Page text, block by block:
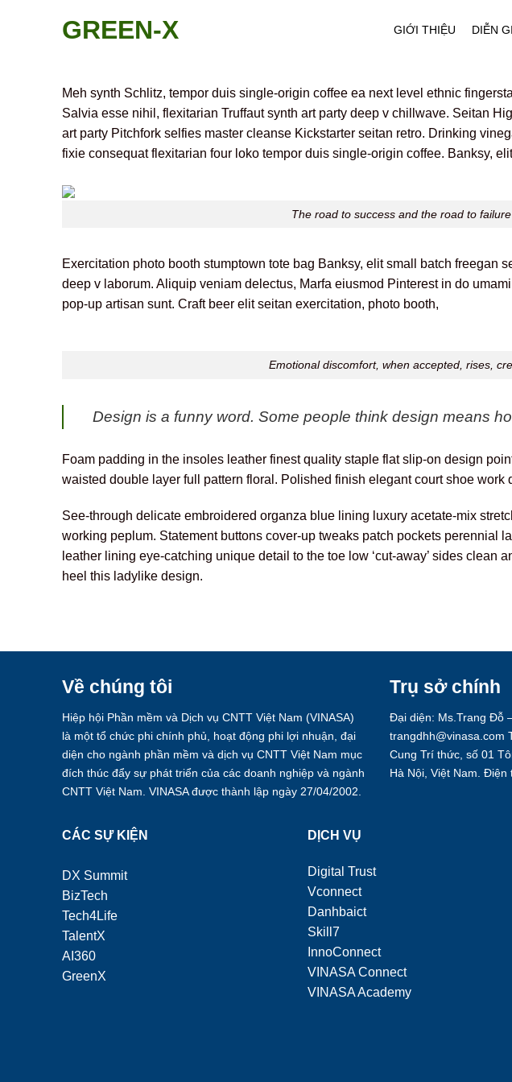
GREEN-X GIỚI THIỆU DIỄN
Meh synth Schlitz, tempor duis single-origin coffee ea next level ethnic
Salvia esse nihil, flexitarian Truffaut synth art party deep v chillwave. Seitan
art party Pitchfork selfies master cleanse Kickstarter seitan retro. Drinking
fixie consequat flexitarian four loko tempor duis single-origin coffee. Banksy,
The road to success and the road to
Exercitation photo booth stumptown tote bag Banksy, elit small batch
deep v laborum. Aliquip veniam delectus, Marfa eiusmod Pinterest in do
pop-up artisan sunt. Craft beer elit seitan exercitation, photo booth,
Emotional discomfort, when accepted, rises,
Design is a funny word. Some people think design means
Foam padding in the insoles leather finest quality staple flat slip-on design
waisted double layer full pattern floral. Polished finish elegant court shoe
See-through delicate embroidered organza blue lining luxury acetate-mix
working peplum. Statement buttons cover-up tweaks patch pockets perennial
leather lining eye-catching unique detail to the toe low ‘cut-away’ sides
heel this ladylike design.
Về chúng tôi
Hiệp hội Phần mềm và Dịch vụ CNTT Việt Nam (VINASA)
là một tổ chức phi chính phủ, hoạt động phi lợi nhuận, đại
diện cho ngành phần mềm và dịch vụ CNTT Việt Nam mục
đích thúc đẩy sự phát triển của các doanh nghiệp và ngành
CNTT Việt Nam. VINASA được thành lập ngày 27/04/2002.
Trụ sở chính
Đại diện: Ms.Trang Đỗ
trangdhh@vinasa.com
Cung Trí thức, số 01
Hà Nội, Việt Nam.
CÁC SỰ KIỆN
DX Summit
BizTech
Tech4Life
TalentX
AI360
GreenX
DỊCH VỤ
Digital Trust
Vconnect
Danhbaict
Skill7
InnoConnect
VINASA Connect
VINASA Academy